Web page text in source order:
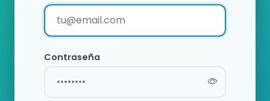
Contraseña